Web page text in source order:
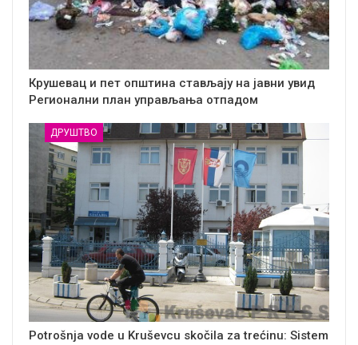
Крушевац и пет општина стављају на јавни увид
Регионални план управљања отпадом
ДРУШТВО
Potrošnja vode u Kruševcu skočila za trećinu: Sistem